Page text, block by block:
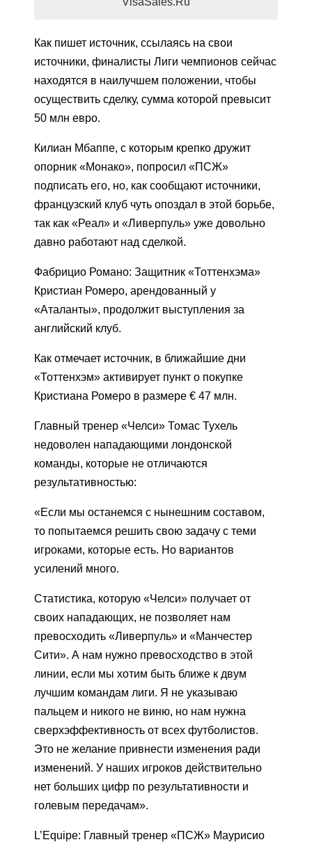
Как пишет источник, ссылаясь на свои
источники, финалисты Лиги чемпионов сейчас
находятся в наилучшем положении, чтобы
осуществить сделку, сумма которой превысит
50 млн евро.
Килиан Мбаппе, с которым крепко дружит
опорник «Монако», попросил «ПСЖ»
подписать его, но, как сообщают источники,
французский клуб чуть опоздал в этой борьбе,
так как «Реал» и «Ливерпуль» уже довольно
давно работают над сделкой.
Фабрицио Романо: Защитник «Тоттенхэма»
Кристиан Ромеро, арендованный у
«Аталанты», продолжит выступления за
английский клуб.
Как отмечает источник, в ближайшие дни
«Тоттенхэм» активирует пункт о покупке
Кристиана Ромеро в размере € 47 млн.
Главный тренер «Челси» Томас Тухель
недоволен нападающими лондонской
команды, которые не отличаются
результативностью:
«Если мы останемся с нынешним составом,
то попытаемся решить свою задачу с теми
игроками, которые есть. Но вариантов
усилений много.
Статистика, которую «Челси» получает от
своих нападающих, не позволяет нам
превосходить «Ливерпуль» и «Манчестер
Сити». А нам нужно превосходство в этой
линии, если мы хотим быть ближе к двум
лучшим командам лиги. Я не указываю
пальцем и никого не виню, но нам нужна
сверхэффективность от всех футболистов.
Это не желание привнести изменения ради
изменений. У наших игроков действительно
нет больших цифр по результативности и
голевым передачам».
L’Equipe: Главный тренер «ПСЖ» Маурисио